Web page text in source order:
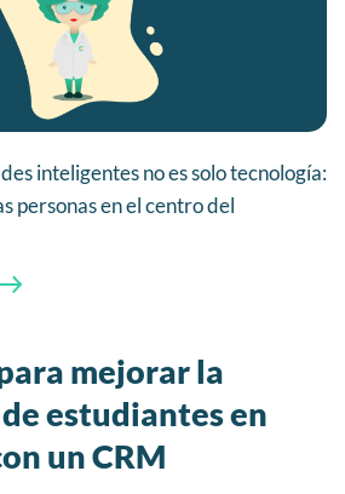
inteligentes no es solo tecnología:
personas en el centro del
mejorar la
estudiantes en
un CRM